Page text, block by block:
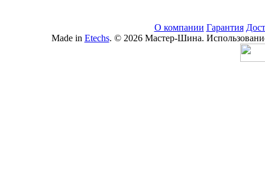
О компании Гарантия
Made in Etechs. © 2026 Мастер-Шина.